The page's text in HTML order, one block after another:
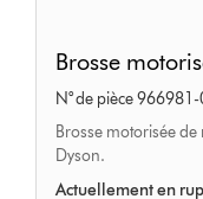
motorisée
Brosse
N° de pièce 966981-
Brosse motorisée
Dyson.
Actuellement en